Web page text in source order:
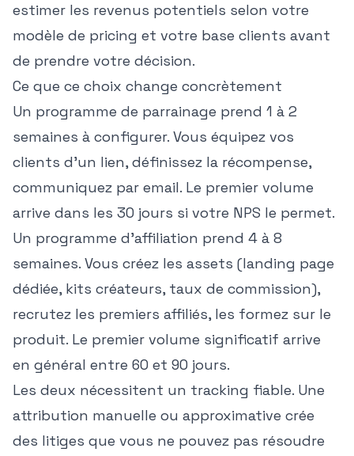
estimer les revenus potentiels selon votre
modèle de pricing et votre base clients avant
de prendre votre décision.
Ce que ce choix change concrètement
Un programme de parrainage prend 1 à 2
semaines à configurer. Vous équipez vos
clients d'un lien, définissez la récompense,
communiquez par email. Le premier volume
arrive dans les 30 jours si votre NPS le permet.
Un programme d'affiliation prend 4 à 8
semaines. Vous créez les assets (landing page
dédiée, kits créateurs, taux de commission),
recrutez les premiers affiliés, les formez sur le
produit. Le premier volume significatif arrive
en général entre 60 et 90 jours.
Les deux nécessitent un tracking fiable. Une
attribution manuelle ou approximative crée
des litiges que vous ne pouvez pas résoudre